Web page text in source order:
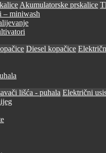
Akumulatorske prskalice
– miniwash
Diesel kopačice
lišća - puhala Električni